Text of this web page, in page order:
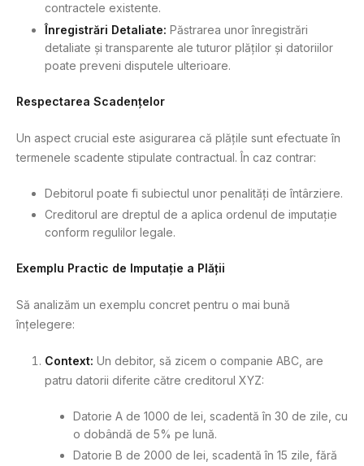
contractele existente.
Înregistrări Detaliate: Păstrarea unor înregistrări
detaliate și transparente ale tuturor plăților și datoriilor
poate preveni disputele ulterioare.
Respectarea Scadențelor
Un aspect crucial este asigurarea că plățile sunt efectuate în
termenele scadente stipulate contractual. În caz contrar:
Debitorul poate fi subiectul unor penalități de întârziere.
Creditorul are dreptul de a aplica ordenul de imputație
conform regulilor legale.
Exemplu Practic de Imputație a Plății
Să analizăm un exemplu concret pentru o mai bună
înțelegere:
Context: Un debitor, să zicem o companie ABC, are
patru datorii diferite către creditorul XYZ:
Datorie A de 1000 de lei, scadentă în 30 de zile, cu
o dobândă de 5% pe lună.
Datorie B de 2000 de lei, scadentă în 15 zile, fără